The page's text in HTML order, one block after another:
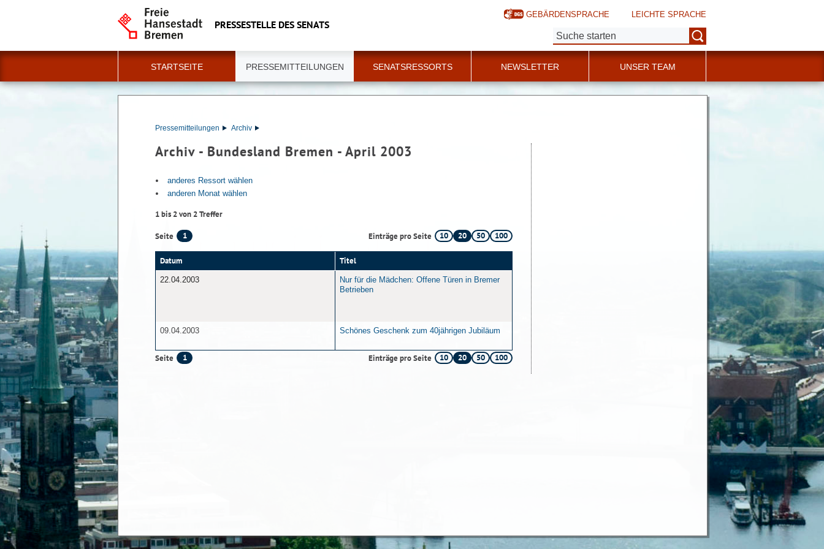
PRESSESTELLE DES SENATS
GEBÄRDENSPRACHE
LEICHTE SPRACHE
Suche:
STARTSEITE PRESSEMITTEILUNGEN SENATSRESSORTS NEWSLETTER UNSER TEAM
Pressemitteilungen Archiv
Archiv - Bundesland Bremen - April 2003
anderes Ressort wählen
anderen Monat wählen
1 bis 2 von 2 Treffer
Seite 1 Einträge pro Seite 10 20 50 100
Datum Titel
22.04.2003
Nur für die Mädchen: Offene Türen in Bremer
Betrieben
09.04.2003 Schönes Geschenk zum 40jährigen Jubiläum
Seite 1 Einträge pro Seite 10 20 50 100